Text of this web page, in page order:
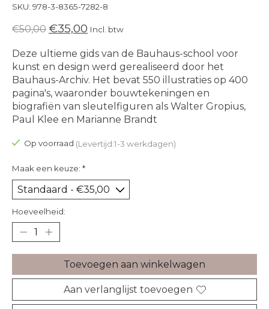
SKU: 978-3-8365-7282-8
€50,00 €35,00 Incl. btw
Deze ultieme gids van de Bauhaus-school voor
kunst en design werd gerealiseerd door het
Bauhaus-Archiv. Het bevat 550 illustraties op 400
pagina's, waaronder bouwtekeningen en
biografiën van sleutelfiguren als Walter Gropius,
Paul Klee en Marianne Brandt
Op voorraad (Levertijd:1-3 werkdagen)
Maak een keuze: *
Hoeveelheid:
Toevoegen aan winkelwagen
Aan verlanglijst toevoegen